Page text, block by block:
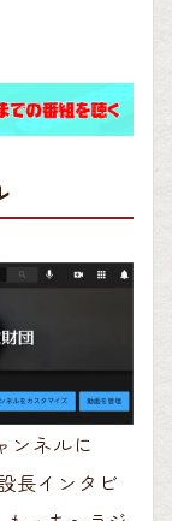
ンネルに
長インタビ